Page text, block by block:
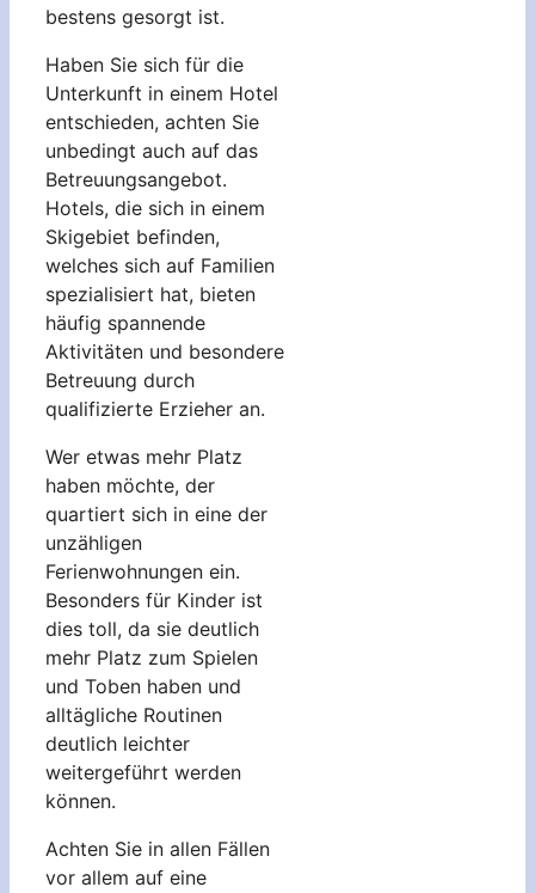
bestens gesorgt ist.
Haben Sie sich für die
Unterkunft in einem Hotel
entschieden, achten Sie
unbedingt auch auf das
Betreuungsangebot.
Hotels, die sich in einem
Skigebiet befinden,
welches sich auf Familien
spezialisiert hat, bieten
häufig spannende
Aktivitäten und besondere
Betreuung durch
qualifizierte Erzieher an.
Wer etwas mehr Platz
haben möchte, der
quartiert sich in eine der
unzähligen
Ferienwohnungen ein.
Besonders für Kinder ist
dies toll, da sie deutlich
mehr Platz zum Spielen
und Toben haben und
alltägliche Routinen
deutlich leichter
weitergeführt werden
können.
Achten Sie in allen Fällen
vor allem auf eine